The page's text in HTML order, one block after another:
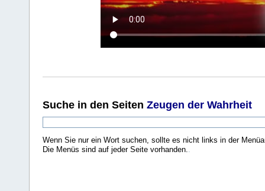
Suche in den Seiten Zeugen der Wahrheit
Wenn Sie nur ein Wort suchen, sollte es nicht links in der
Die Menüs sind auf jeder Seite vorhanden..